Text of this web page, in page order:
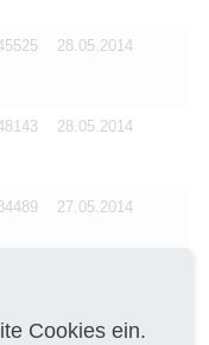
28.05.2014
28.05.2014
27.05.2014
Cookies ein.